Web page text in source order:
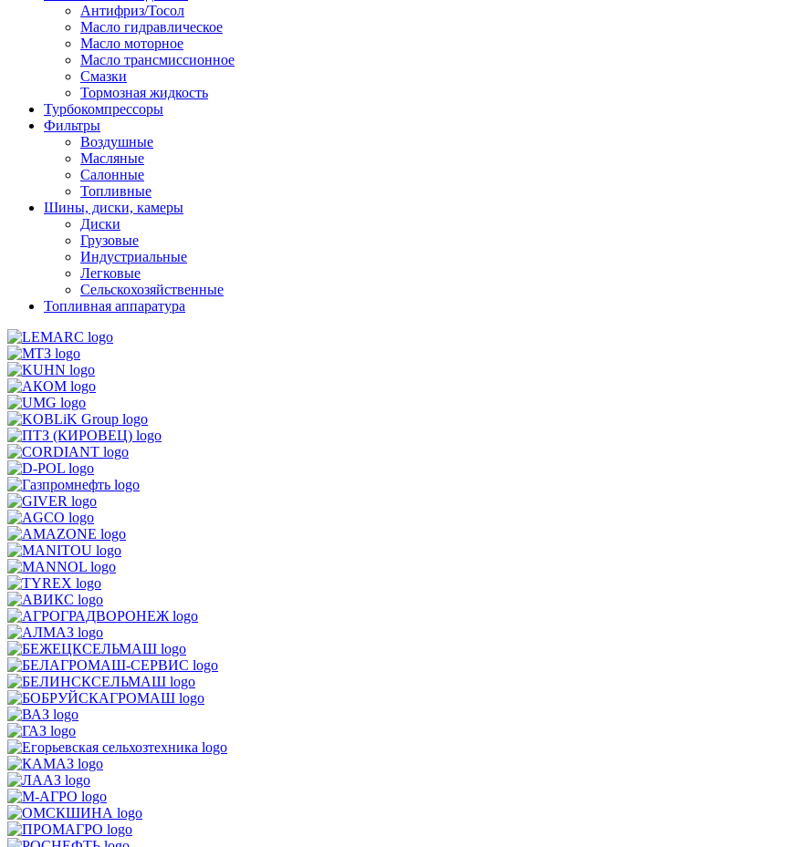
Антифриз/Тосол
Масло гидравлическое
Масло моторное
Масло трансмиссионное
Смазки
Тормозная жидкость
Турбокомпрессоры
Фильтры
Воздушные
Масляные
Салонные
Топливные
Шины, диски, камеры
Диски
Грузовые
Индустриальные
Легковые
Сельскохозяйственные
Топливная аппаратура